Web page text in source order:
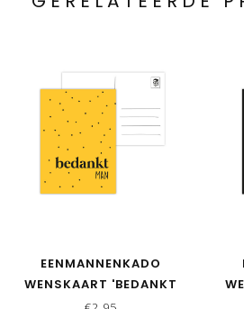
EENMANNENKADO
WENSKAART 'BEDANKT
MAN' - GEEL